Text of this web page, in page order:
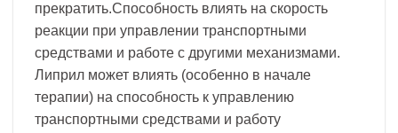
прекратить.Способность влиять на скорость
реакции при управлении транспортными
средствами и работе с другими механизмами.
Липрил может влиять (особенно в начале
терапии) на способность к управлению
транспортными средствами и работу